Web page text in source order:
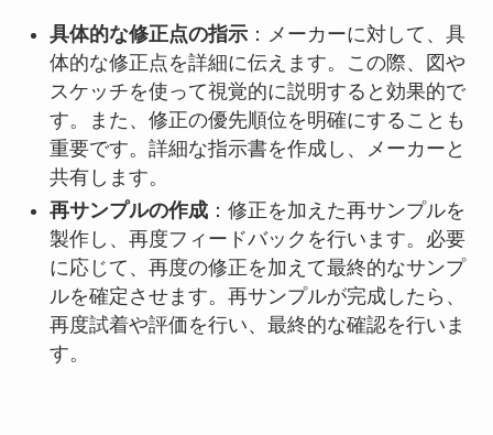
具体的な修正点の指示：メーカーに対して、具
体的な修正点を詳細に伝えます。この際、図や
スケッチを使って視覚的に説明すると効果的で
す。また、修正の優先順位を明確にすることも
重要です。詳細な指示書を作成し、メーカーと
共有します。
再サンプルの作成：修正を加えた再サンプルを
製作し、再度フィードバックを行います。必要
に応じて、再度の修正を加えて最終的なサンプ
ルを確定させます。再サンプルが完成したら、
再度試着や評価を行い、最終的な確認を行いま
す。